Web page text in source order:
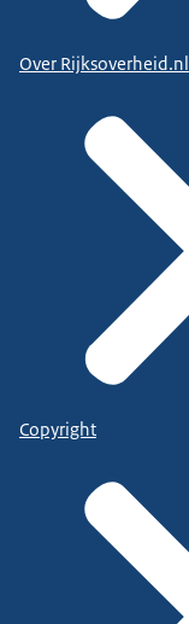
Over Rijksoverheid.nl
Copyright